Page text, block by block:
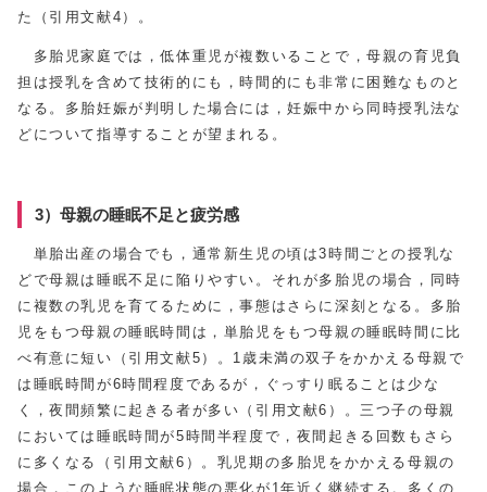
た（引用文献4）。
多胎児家庭では，低体重児が複数いることで，母親の育児負
担は授乳を含めて技術的にも，時間的にも非常に困難なものと
なる。多胎妊娠が判明した場合には，妊娠中から同時授乳法な
どについて指導することが望まれる。
3）母親の睡眠不足と疲労感
単胎出産の場合でも，通常新生児の頃は3時間ごとの授乳な
どで母親は睡眠不足に陥りやすい。それが多胎児の場合，同時
に複数の乳児を育てるために，事態はさらに深刻となる。多胎
児をもつ母親の睡眠時間は，単胎児をもつ母親の睡眠時間に比
べ有意に短い（引用文献5）。1歳未満の双子をかかえる母親で
は睡眠時間が6時間程度であるが，ぐっすり眠ることは少な
く，夜間頻繁に起きる者が多い（引用文献6）。三つ子の母親
においては睡眠時間が5時間半程度で，夜間起きる回数もさら
に多くなる（引用文献6）。乳児期の多胎児をかかえる母親の
場合，このような睡眠状態の悪化が1年近く継続する。多くの